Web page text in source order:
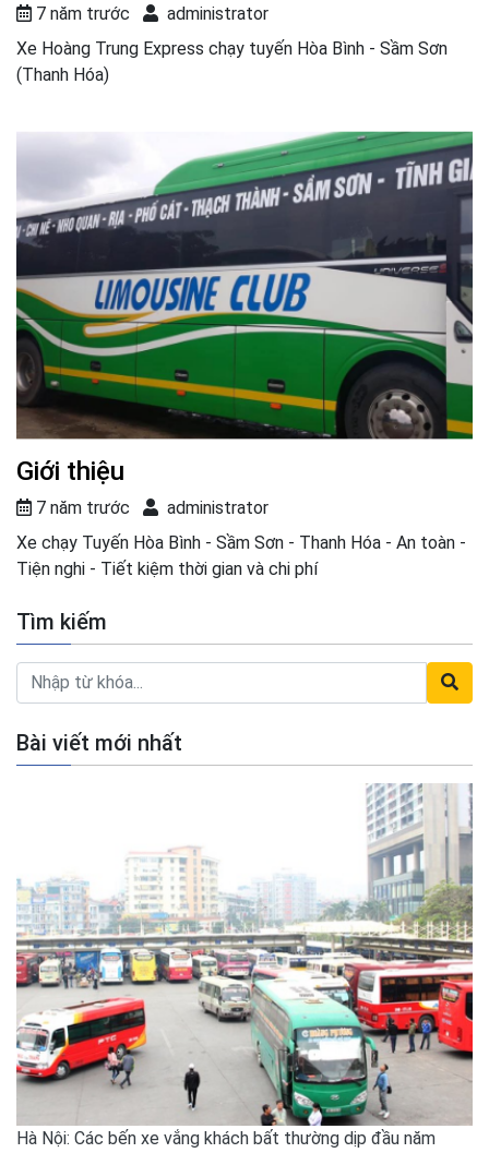
7 năm trước
administrator
Xe Hoàng Trung Express chạy tuyến Hòa Bình - Sầm Sơn
(Thanh Hóa)
Giới thiệu
7 năm trước
administrator
Xe chạy Tuyến Hòa Bình - Sầm Sơn - Thanh Hóa - An toàn -
Tiện nghi - Tiết kiệm thời gian và chi phí
Tìm kiếm
Bài viết mới nhất
Hà Nội: Các bến xe vắng khách bất thường dịp đầu năm